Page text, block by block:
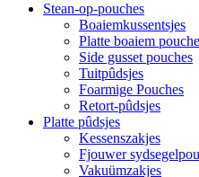
Stean-op-pouches
Boaiemkussentsjes
Platte boaiem
Side gusset pouches
Tuitpûdsjes
Foarmige Pouches
Retort-pûdsjes
Platte pûdsjes
Kessenszakjes
Fjouwer
Vakuümzakjes